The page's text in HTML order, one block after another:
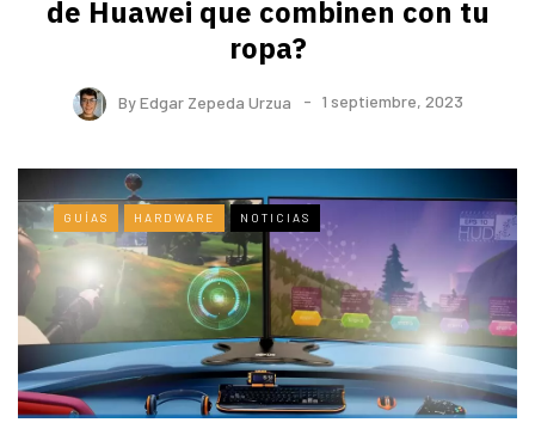
de Huawei que combinen con tu
ropa?
ByEdgar Zepeda Urzua 1 septiembre, 2023
GUÍAS HARDWARE NOTICIAS